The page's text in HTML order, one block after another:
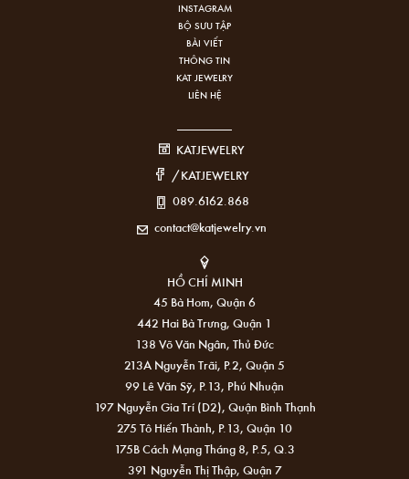
INSTAGRAM
BỘ SƯU TẬP
BÀI VIẾT
THÔNG TIN
KAT JEWELRY
LIÊN HỆ
KATJEWELRY
/KATJEWELRY
089.6162.868
contact@katjewelry.vn
HỒ CHÍ MINH
45 Bà Hom, Quận 6
442 Hai Bà Trưng, Quận 1
138 Võ Văn Ngân, Thủ Đức
213A Nguyễn Trãi, P.2, Quận 5
99 Lê Văn Sỹ, P.13, Phú Nhuận
197 Nguyễn Gia Trí (D2), Quận Bình Thạnh
275 Tô Hiến Thành, P.13, Quận 10
175B Cách Mạng Tháng 8, P.5, Q.3
391 Nguyễn Thị Thập, Quận 7